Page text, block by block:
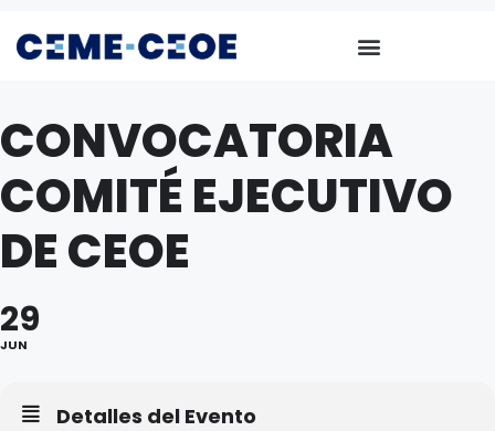
CONVOCATORIA
COMITÉ EJECUTIVO
DE CEOE
29
JUN
Detalles del Evento